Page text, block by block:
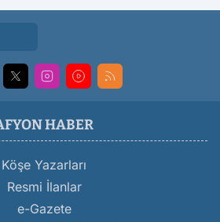
HABER
Köşe Yazarları
Resmi İlanlar
e-Gazete